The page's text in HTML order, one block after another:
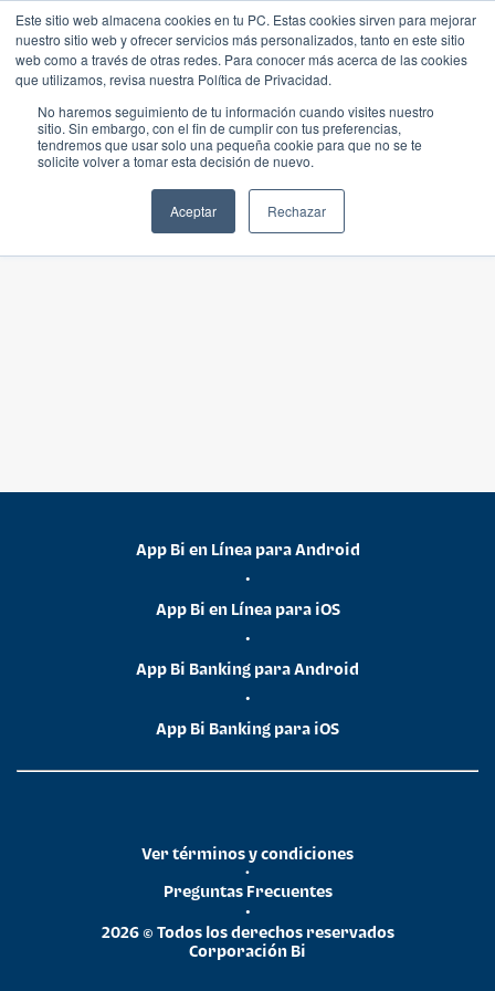
Este sitio web almacena cookies en tu PC. Estas cookies sirven para mejorar
nuestro sitio web y ofrecer servicios más personalizados, tanto en este sitio
web como a través de otras redes. Para conocer más acerca de las cookies
que utilizamos, revisa nuestra Política de Privacidad.
No haremos seguimiento de tu información cuando visites nuestro
sitio. Sin embargo, con el fin de cumplir con tus preferencias,
tendremos que usar solo una pequeña cookie para que no se te
solicite volver a tomar esta decisión de nuevo.
Aceptar Rechazar
App Bi en Línea para Android
•
App Bi en Línea para iOS
•
App Bi Banking para Android
•
App Bi Banking para iOS
2026 © Todos los derechos reservados
Corporación Bi
•
Preguntas Frecuentes
•
Ver términos y condiciones